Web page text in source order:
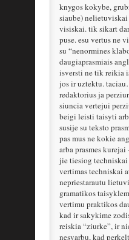
knygos kokybe,
siaube)
visiskai. tik sikart
puse. esu vertus ne
su “nenormines
daugiaprasmiais
isversti ne tik reikia
jos ir uztektu.
redaktorius ja
siuncia vertejui
beigi leisti taisyti
susije su teksto
pas mus ne kokie
arba prasmes
jie tiesiog
vertimas techniskai
nepriestarautu
gramatikos
vertimu praktikos
kad ir sakykime
reiskia “ziurke”, ir
nesvarbu, kad